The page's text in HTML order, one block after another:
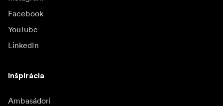
Facebook
YouTube
LinkedIn
Inšpirácia
Ambasádori